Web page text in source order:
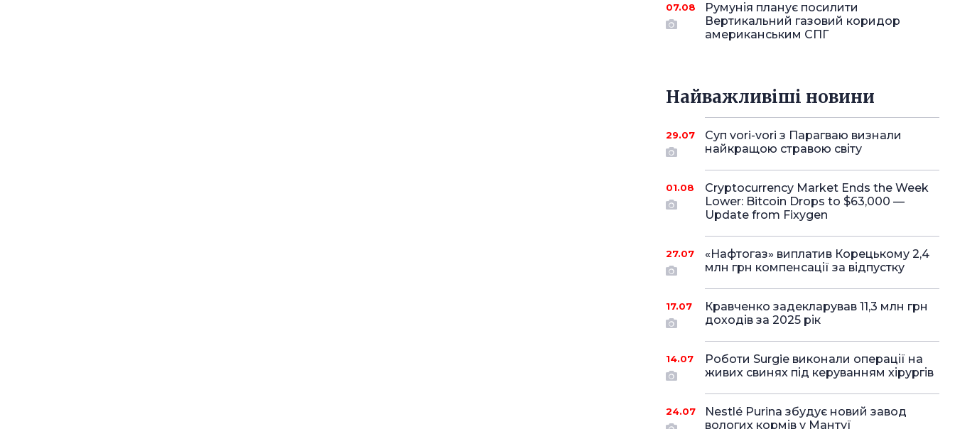
07.08
Румунія планує посилити
Вертикальний газовий коридор
американським СПГ
Найважливіші новини
29.07
Суп vori-vori з Парагваю визнали
найкращою стравою світу
01.08
Cryptocurrency Market Ends the Week
Lower: Bitcoin Drops to $63,000 —
Update from Fixygen
27.07
«Нафтогаз» виплатив Корецькому 2,4
млн грн компенсації за відпустку
17.07
Кравченко задекларував 11,3 млн грн
доходів за 2025 рік
14.07
Роботи Surgie виконали операції на
живих свинях під керуванням хірургів
24.07
Nestlé Purina збудує новий завод
вологих кормів у Мантуї